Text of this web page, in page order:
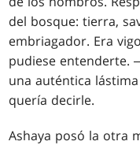
del bosque: tierra,
embriagador. Era
pudiese entenderte.
una auténtica
quería decirle.
Ashaya posó la otra